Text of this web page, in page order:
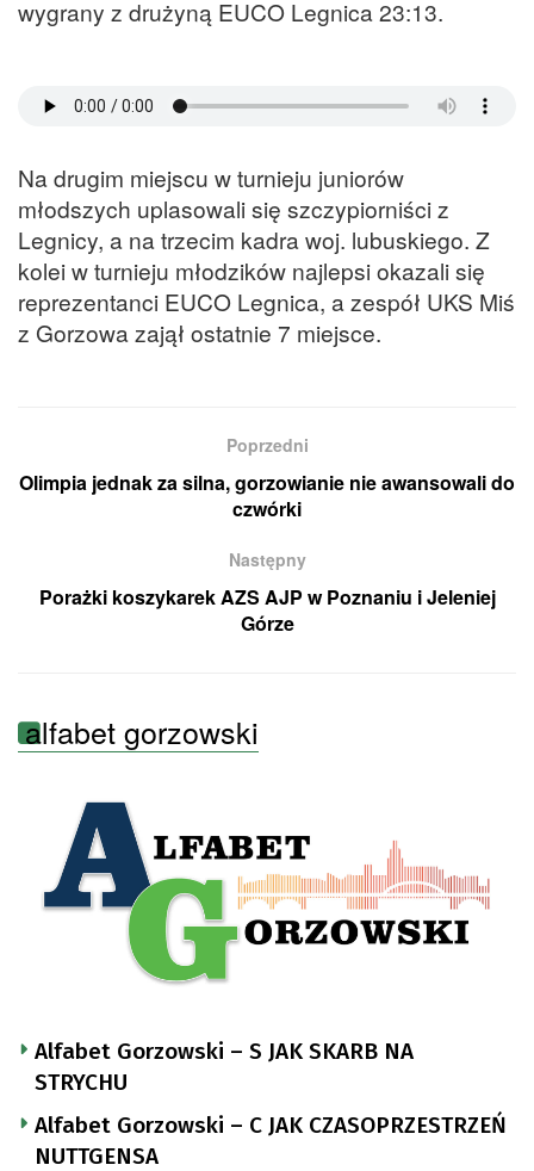
wygrany z drużyną EUCO Legnica 23:13.
Na drugim miejscu w turnieju juniorów
młodszych uplasowali się szczypiorniści z
Legnicy, a na trzecim kadra woj. lubuskiego. Z
kolei w turnieju młodzików najlepsi okazali się
reprezentanci EUCO Legnica, a zespół UKS Miś
z Gorzowa zajął ostatnie 7 miejsce.
Poprzedni
Olimpia jednak za silna, gorzowianie nie awansowali do
czwórki
Następny
Porażki koszykarek AZS AJP w Poznaniu i Jeleniej
Górze
alfabet gorzowski
Alfabet Gorzowski – S JAK SKARB NA
STRYCHU
Alfabet Gorzowski – C JAK CZASOPRZESTRZEŃ
NUTTGENSA